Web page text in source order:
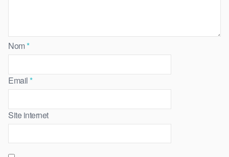
Nom*
Email*
Site internet